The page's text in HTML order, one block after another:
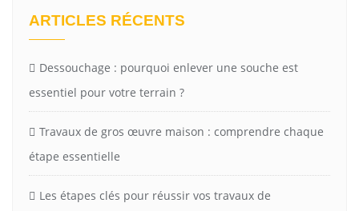
ARTICLES RÉCENTS
Dessouchage : pourquoi enlever une souche est
essentiel pour votre terrain ?
Travaux de gros œuvre maison : comprendre chaque
étape essentielle
Les étapes clés pour réussir vos travaux de